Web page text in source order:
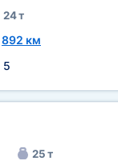
24 т
892 км
5
25 т